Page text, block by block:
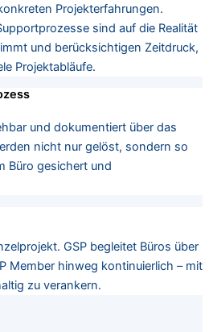
Projekterfahrungen.
sind auf die Realität
und berücksichtigen Zeitdruck,
Projektabläufe.
und dokumentiert über das
nicht nur gelöst, sondern so
Büro gesichert und
GSP begleitet Büros über
Member hinweg kontinuierlich – mit
zu verankern.